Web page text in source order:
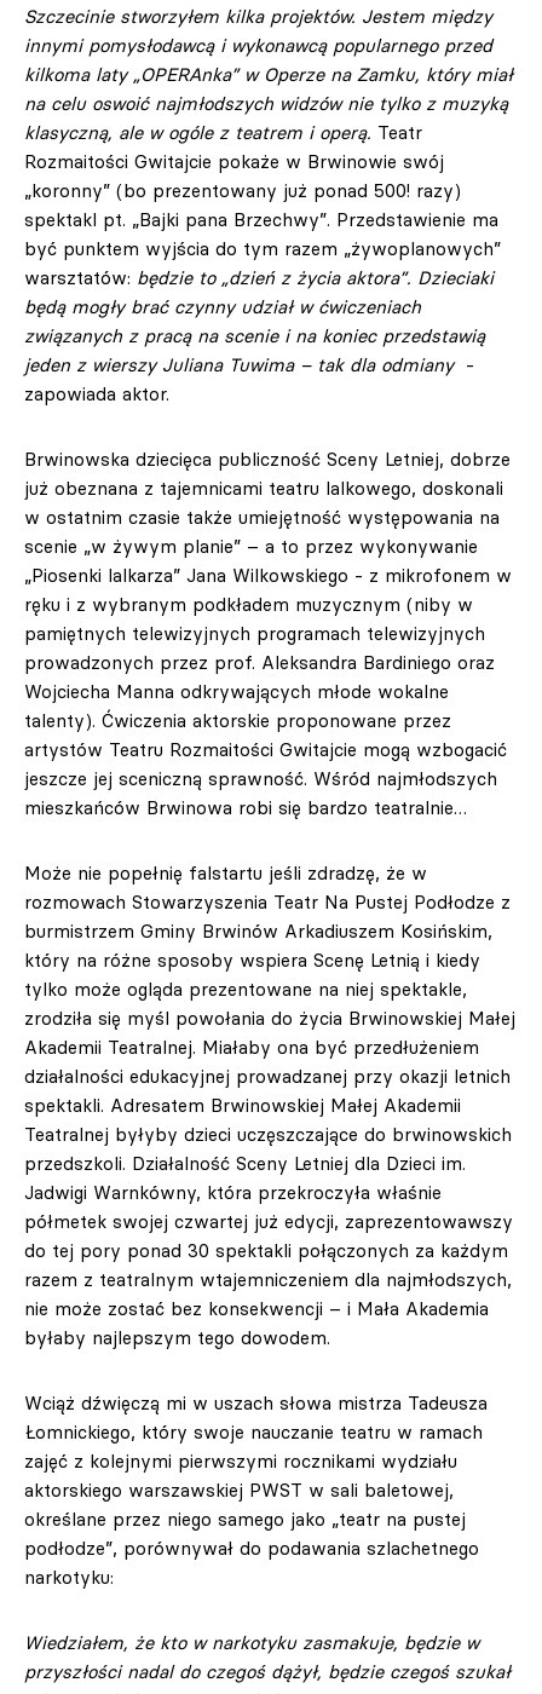
Szczecinie stworzyłem kilka projektów. Jestem między
innymi pomysłodawcą i wykonawcą popularnego przed
kilkoma laty „OPERAnka” w Operze na Zamku, który miał
na celu oswoić najmłodszych widzów nie tylko z muzyką
klasyczną, ale w ogóle z teatrem i operą. Teatr
Rozmaitości Gwitajcie pokaże w Brwinowie swój
„koronny” (bo prezentowany już ponad 500! razy)
spektakl pt. „Bajki pana Brzechwy”. Przedstawienie ma
być punktem wyjścia do tym razem „żywoplanowych”
warsztatów: będzie to „dzień z życia aktora”. Dzieciaki
będą mogły brać czynny udział w ćwiczeniach
związanych z pracą na scenie i na koniec przedstawią
jeden z wierszy Juliana Tuwima – tak dla odmiany -
zapowiada aktor.
Brwinowska dziecięca publiczność Sceny Letniej, dobrze
już obeznana z tajemnicami teatru lalkowego, doskonali
w ostatnim czasie także umiejętność występowania na
scenie „w żywym planie” – a to przez wykonywanie
„Piosenki lalkarza” Jana Wilkowskiego - z mikrofonem w
ręku i z wybranym podkładem muzycznym (niby w
pamiętnych telewizyjnych programach telewizyjnych
prowadzonych przez prof. Aleksandra Bardiniego oraz
Wojciecha Manna odkrywających młode wokalne
talenty). Ćwiczenia aktorskie proponowane przez
artystów Teatru Rozmaitości Gwitajcie mogą wzbogacić
jeszcze jej sceniczną sprawność. Wśród najmłodszych
mieszkańców Brwinowa robi się bardzo teatralnie…
Może nie popełnię falstartu jeśli zdradzę, że w
rozmowach Stowarzyszenia Teatr Na Pustej Podłodze z
burmistrzem Gminy Brwinów Arkadiuszem Kosińskim,
który na różne sposoby wspiera Scenę Letnią i kiedy
tylko może ogląda prezentowane na niej spektakle,
zrodziła się myśl powołania do życia Brwinowskiej Małej
Akademii Teatralnej. Miałaby ona być przedłużeniem
działalności edukacyjnej prowadzanej przy okazji letnich
spektakli. Adresatem Brwinowskiej Małej Akademii
Teatralnej byłyby dzieci uczęszczające do brwinowskich
przedszkoli. Działalność Sceny Letniej dla Dzieci im.
Jadwigi Warnkówny, która przekroczyła właśnie
półmetek swojej czwartej już edycji, zaprezentowawszy
do tej pory ponad 30 spektakli połączonych za każdym
razem z teatralnym wtajemniczeniem dla najmłodszych,
nie może zostać bez konsekwencji – i Mała Akademia
byłaby najlepszym tego dowodem.
Wciąż dźwięczą mi w uszach słowa mistrza Tadeusza
Łomnickiego, który swoje nauczanie teatru w ramach
zajęć z kolejnymi pierwszymi rocznikami wydziału
aktorskiego warszawskiej PWST w sali baletowej,
określane przez niego samego jako „teatr na pustej
podłodze”, porównywał do podawania szlachetnego
narkotyku:
Wiedziałem, że kto w narkotyku zasmakuje, będzie w
przyszłości nadal do czegoś dążył, będzie czegoś szukał